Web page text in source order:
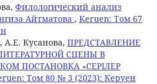
Филологический анализ
Айтматова , Keruen: Том 67
А.Е. Кусанова, ПРЕДСТАВЛЕНИЕ
СЦЕНЫ В
ПОСТАНОВКА «СЕРІЛЕР
Том 80 № 3 (2023): Керуен